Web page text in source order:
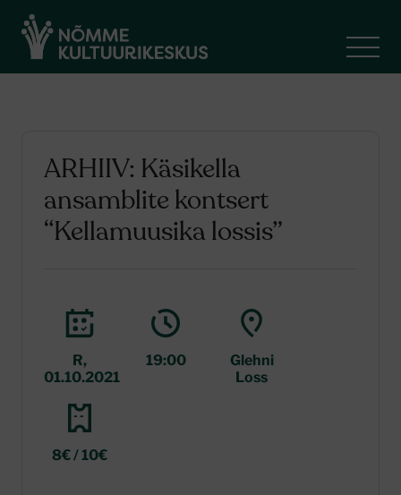
ARHIIV: Käsikella
ansamblite kontsert
“Kellamuusika lossis”
R,
01.10.2021
19:00
Glehni
Loss
8€ / 10€